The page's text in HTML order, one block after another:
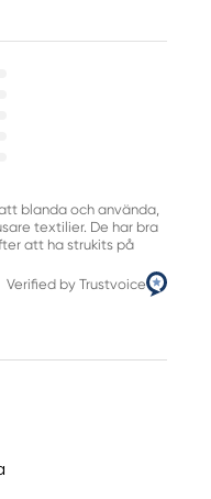
blanda och använda,
textilier. De har bra
att ha strukits på
Verified by Trustvoice